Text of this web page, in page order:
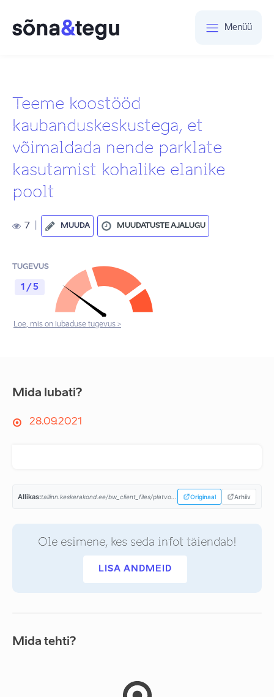
Menüü
Teeme koostööd
kaubanduskeskustega, et
võimaldada nende parklate
kasutamist kohalike elanike
poolt
7 MUUDA MUUDATUSTE AJALUGU
TUGEVUS
1 / 5
Loe, mis on lubaduse tugevus >
Mida lubati?
28.09.2021
Allikas: Originaal Arhiiv
Ole esimene, kes seda infot täiendab!
LISA ANDMEID
Mida tehti?